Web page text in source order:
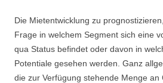
Die Mietentwicklung zu
Frage in welchem Segment sich eine
qua Status befindet oder davon in
Potentiale gesehen werden. Ganz
die zur Verfügung stehende Menge